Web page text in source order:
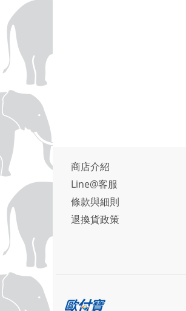
商店介紹
Line@客服
條款與細則
退換貨政策